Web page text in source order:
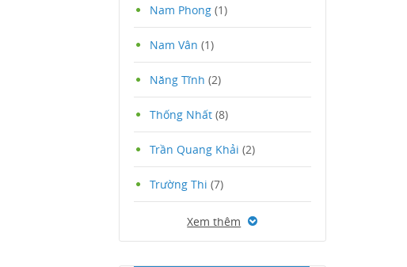
Nam Phong (1)
Nam Vân (1)
Năng Tĩnh (2)
Thống Nhất (8)
Trần Quang Khải (2)
Trường Thi (7)
Xem thêm